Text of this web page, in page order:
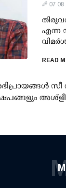
07 08
എന്ന
READ